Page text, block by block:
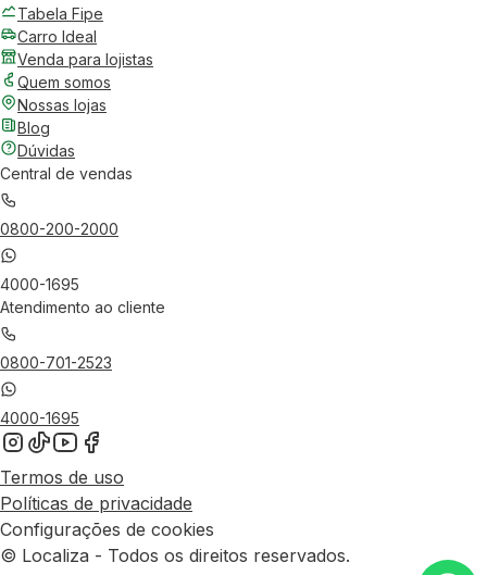
Tabela Fipe
Carro Ideal
Venda para lojistas
Quem somos
Nossas lojas
Blog
Dúvidas
Central de vendas
0800-200-2000
4000-1695
Atendimento ao cliente
0800-701-2523
4000-1695
Termos de uso
Políticas de privacidade
Configurações de cookies
© Localiza - Todos os direitos reservados.